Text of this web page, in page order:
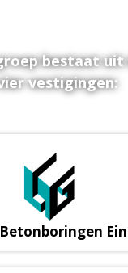
bestaat uit
vestigingen: